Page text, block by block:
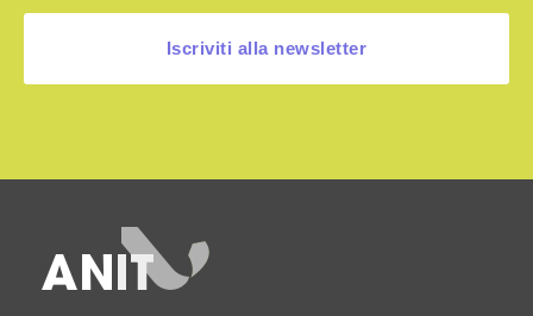
Iscriviti alla newsletter